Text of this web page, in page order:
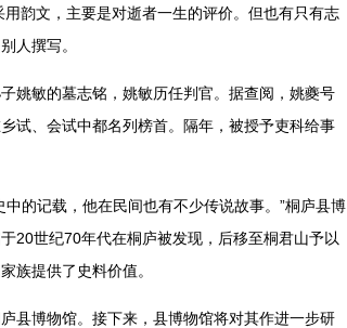
韵文，主要是对逝者一生的评价。但也有只有志
人撰写。
敏的墓志铭，姚敏历任判官。据查阅，姚夔号
试、会试中都名列榜首。隔年，被授予吏科给事
的记载，他在民间也有不少传说故事。”桐庐县博
20世纪70年代在桐庐被发现，后移至桐君山予以
族提供了史料价值。
博物馆。接下来，县博物馆将对其作进一步研